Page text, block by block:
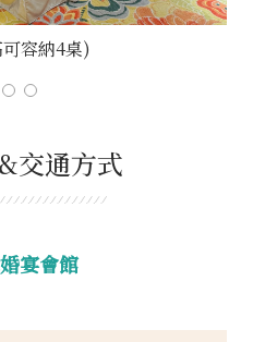
容納4桌)
交通方式
宴會館